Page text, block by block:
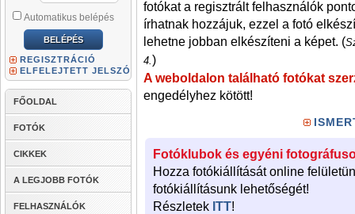
Automatikus belépés
REGISZTRÁCIÓ
ELFELEJTETT JELSZÓ
FŐOLDAL
FOTÓK
CIKKEK
A LEGJOBB FOTÓK
FELHASZNÁLÓK
fotókat a regisztrált felhasználók
írhatnak hozzájuk, ezzel a fotó
lehetne jobban elkészíteni a képet. (
4.)
A weboldalon található fotókat
engedélyhez kötött!
Fotóklubok és egyéni
Hozza fotókiállítását online
fotókiállításunk lehetőségét!
Részletek ITT!